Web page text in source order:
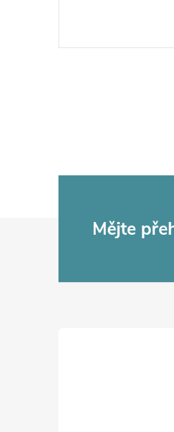
Mějte